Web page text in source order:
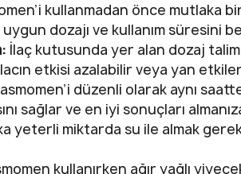
kullanmadan önce mutlaka
dozajı ve kullanım süresini
İlaç kutusunda yer alan dozaj
etkisi azalabilir veya yan
düzenli olarak aynı
sağlar ve en iyi sonuçları
yeterli miktarda su ile almak
kullanırken ağır yağlı